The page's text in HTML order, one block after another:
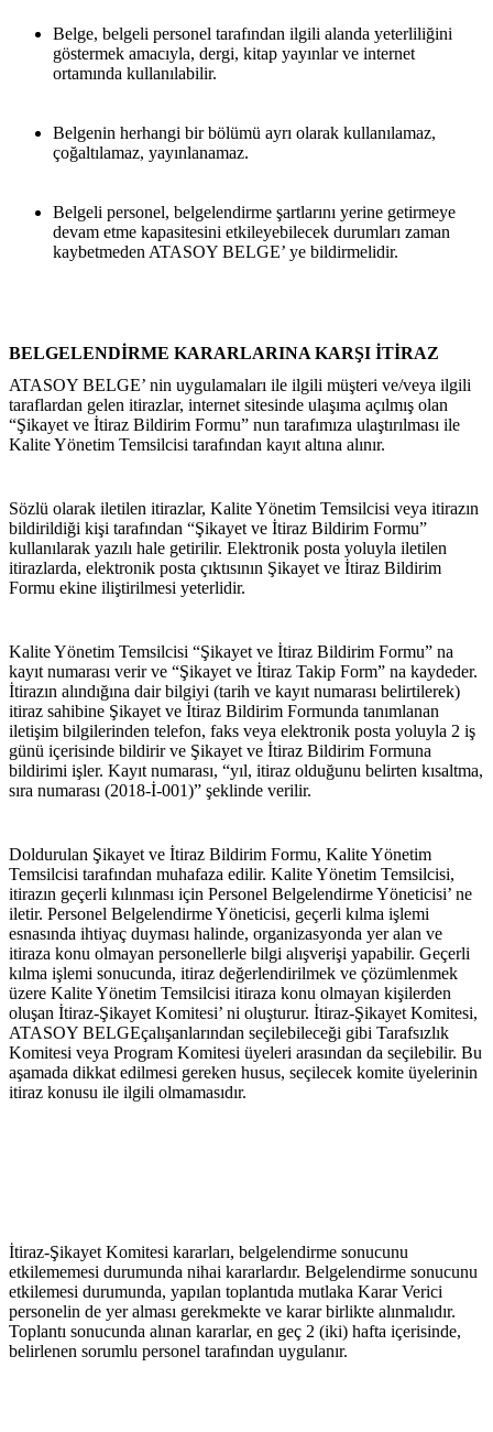
Belge, belgeli personel tarafından ilgili alanda yeterliliğini
göstermek amacıyla, dergi, kitap yayınlar ve internet
ortamında kullanılabilir.
Belgenin herhangi bir bölümü ayrı olarak kullanılamaz,
çoğaltılamaz, yayınlanamaz.
Belgeli personel, belgelendirme şartlarını yerine getirmeye
devam etme kapasitesini etkileyebilecek durumları zaman
kaybetmeden ATASOY BELGE’ ye bildirmelidir.
BELGELENDİRME KARARLARINA KARŞI İTİRAZ
ATASOY BELGE’ nin uygulamaları ile ilgili müşteri ve/veya ilgili
taraflardan gelen itirazlar, internet sitesinde ulaşıma açılmış olan
“Şikayet ve İtiraz Bildirim Formu” nun tarafımıza ulaştırılması ile
Kalite Yönetim Temsilcisi tarafından kayıt altına alınır.
Sözlü olarak iletilen itirazlar, Kalite Yönetim Temsilcisi veya itirazın
bildirildiği kişi tarafından “Şikayet ve İtiraz Bildirim Formu”
kullanılarak yazılı hale getirilir. Elektronik posta yoluyla iletilen
itirazlarda, elektronik posta çıktısının Şikayet ve İtiraz Bildirim
Formu ekine iliştirilmesi yeterlidir.
Kalite Yönetim Temsilcisi “Şikayet ve İtiraz Bildirim Formu” na
kayıt numarası verir ve “Şikayet ve İtiraz Takip Form” na kaydeder.
İtirazın alındığına dair bilgiyi (tarih ve kayıt numarası belirtilerek)
itiraz sahibine Şikayet ve İtiraz Bildirim Formunda tanımlanan
iletişim bilgilerinden telefon, faks veya elektronik posta yoluyla 2 iş
günü içerisinde bildirir ve Şikayet ve İtiraz Bildirim Formuna
bildirimi işler. Kayıt numarası, “yıl, itiraz olduğunu belirten kısaltma,
sıra numarası (2018-İ-001)” şeklinde verilir.
Doldurulan Şikayet ve İtiraz Bildirim Formu, Kalite Yönetim
Temsilcisi tarafından muhafaza edilir. Kalite Yönetim Temsilcisi,
itirazın geçerli kılınması için Personel Belgelendirme Yöneticisi’ ne
iletir. Personel Belgelendirme Yöneticisi, geçerli kılma işlemi
esnasında ihtiyaç duyması halinde, organizasyonda yer alan ve
itiraza konu olmayan personellerle bilgi alışverişi yapabilir. Geçerli
kılma işlemi sonucunda, itiraz değerlendirilmek ve çözümlenmek
üzere Kalite Yönetim Temsilcisi itiraza konu olmayan kişilerden
oluşan İtiraz-Şikayet Komitesi’ ni oluşturur. İtiraz-Şikayet Komitesi,
ATASOY BELGEçalışanlarından seçilebileceği gibi Tarafsızlık
Komitesi veya Program Komitesi üyeleri arasından da seçilebilir. Bu
aşamada dikkat edilmesi gereken husus, seçilecek komite üyelerinin
itiraz konusu ile ilgili olmamasıdır.
İtiraz-Şikayet Komitesi kararları, belgelendirme sonucunu
etkilememesi durumunda nihai kararlardır. Belgelendirme sonucunu
etkilemesi durumunda, yapılan toplantıda mutlaka Karar Verici
personelin de yer alması gerekmekte ve karar birlikte alınmalıdır.
Toplantı sonucunda alınan kararlar, en geç 2 (iki) hafta içerisinde,
belirlenen sorumlu personel tarafından uygulanır.